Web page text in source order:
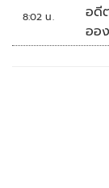
8:02 น.
อดี
ออ